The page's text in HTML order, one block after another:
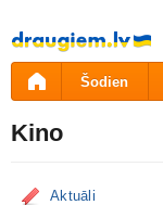
Pāriet
uz
saturu
Šodien
Kino
Aktuāli